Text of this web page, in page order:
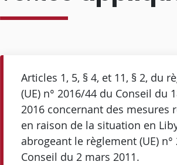
Articles 1, 5, § 4, et 11, § 2, du
(UE) n° 2016/44 du Conseil du
2016 concernant des mesures
en raison de la situation en
abrogeant le règlement (UE) n°
Conseil du 2 mars 2011.